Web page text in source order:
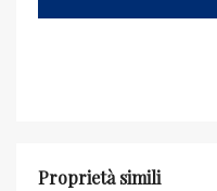
Proprietà simili